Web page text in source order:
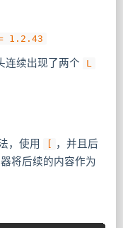
1.2.43
连续出现了两个 L
，使用 [ ​，并且后
将后续的内容作为